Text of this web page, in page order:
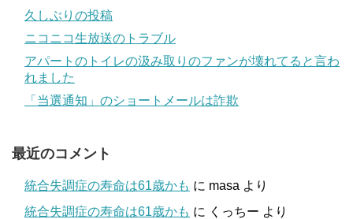
久しぶりの投稿
ニコニコ生放送のトラブル
アパートのトイレの汲み取りのファンが壊れてると言わ
れました
「当選通知」のショートメールは詐欺
最近のコメント
統合失調症の寿命は61歳かも に masa より
統合失調症の寿命は61歳かも に くっちー より